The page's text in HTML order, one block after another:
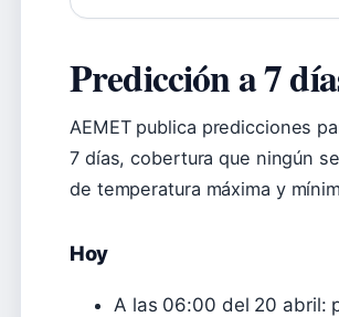
Predicción a 7
AEMET publica predicciones
7 días, cobertura que ningún
de temperatura máxima y
Hoy
A las 06:00 del 20 abril: